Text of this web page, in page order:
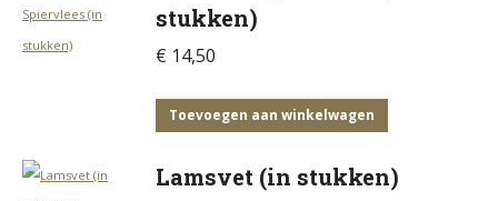
stukken)
€ 14,50
Toevoegen aan winkelwagen
Lamsvet (in stukken)